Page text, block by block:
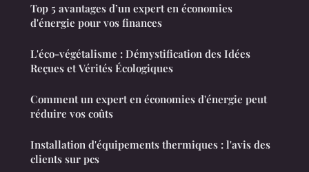
Top 5 avantages d’un expert en économies
d'énergie pour vos finances
L'éco-végétalisme : Démystification des Idées
Reçues et Vérités Écologiques
Comment un expert en économies d'énergie peut
réduire vos coûts
Installation d'équipements thermiques : l'avis des
clients sur pcs